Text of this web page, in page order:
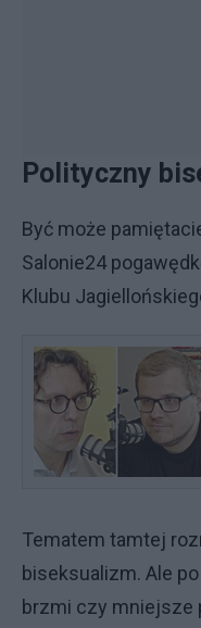
Polityczny
Być może
Salonie24
Klubu
Tematem tamtej
biseksualizm. Ale
brzmi czy mniejsze